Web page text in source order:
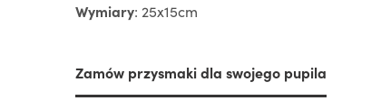
Wymiary: 25x15cm
Zamów przysmaki dla swojego pupila